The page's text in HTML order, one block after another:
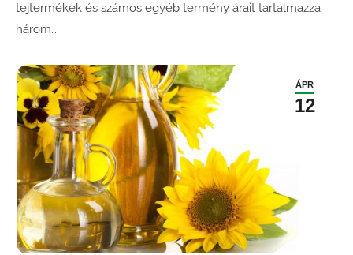
tejtermékek és számos egyéb termény árait tartalmazza
három…
ÁPR
12